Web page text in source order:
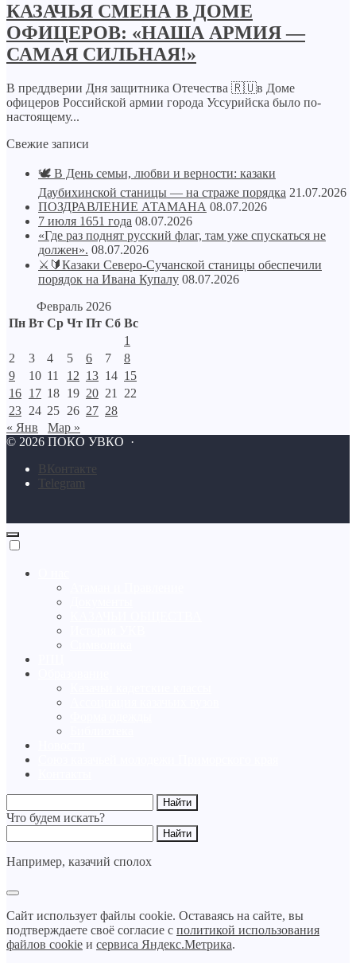
КАЗАЧЬЯ СМЕНА В ДОМЕ
ОФИЦЕРОВ: «НАША АРМИЯ —
САМАЯ СИЛЬНАЯ!»
В преддверии Дня защитника Отечества 🇷🇺в Доме
офицеров Российской армии города Уссурийска было по-
настоящему...
Свежие записи
🕊️ В День семьи, любви и верности: казаки
Даубихинской станицы — на страже порядка 21.07.2026
ПОЗДРАВЛЕНИЕ АТАМАНА 08.07.2026
7 июля 1651 года 08.07.2026
«Где раз поднят русский флаг, там уже спускаться не
должен». 08.07.2026
⚔🔰Казаки Северо-Сучанской станицы обеспечили
порядок на Ивана Купалу 08.07.2026
Февраль 2026
Пн Вт Ср Чт Пт Сб Вс
1
2
3 4 5 6 7
8
9
10 11 12 13 14 15
16 17 18 19 20 21
22
23 24 25 26 27 28
« Янв
Мар »
© 2026 ПОКО УВКО ·
BКонтакте
Telegram
Что будем искать?
Например, казачий сполох
Сайт использует файлы cookie. Оставаясь на сайте, вы
подтверждаете своё согласие с политикой использования
файлов cookie и сервиса Яндекс.Метрика.